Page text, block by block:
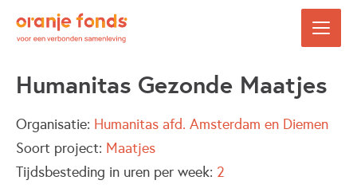
Humanitas Gezonde Maatjes
Organisatie: Humanitas afd. Amsterdam en Diemen
Soort project: Maatjes
Tijdsbesteding in uren per week: 2